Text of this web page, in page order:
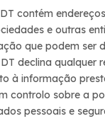
contém
e outras
que podem ser
declina qualquer
à informação
controlo sobre a
pessoais e